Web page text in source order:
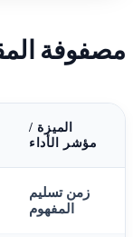
مصفوفة
الميزة /
مؤشر الأداء
زمن تسليم
المفهوم